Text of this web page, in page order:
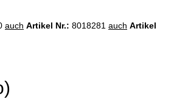
auch Artikel Nr.: 8018281 auch Artikel